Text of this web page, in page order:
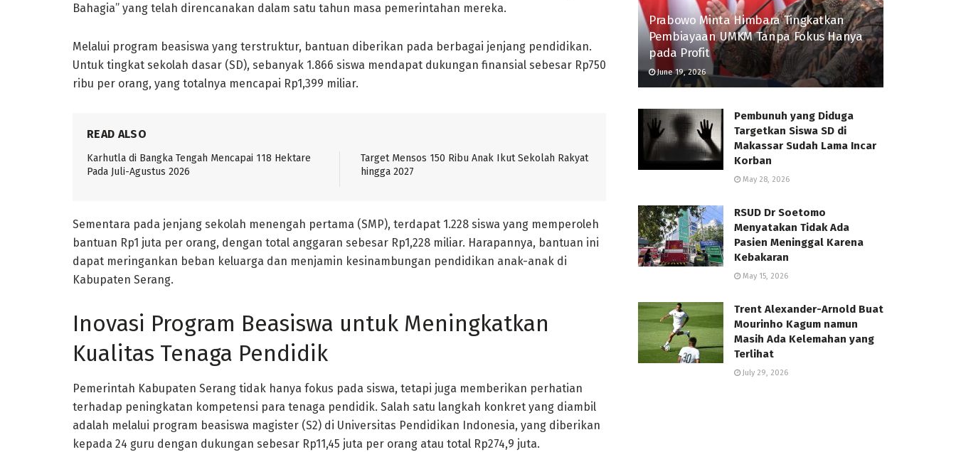
Bahagia” yang telah direncanakan dalam satu tahun masa pemerintahan mereka.
Melalui program beasiswa yang terstruktur, bantuan diberikan pada berbagai jenjang pendidikan.
Untuk tingkat sekolah dasar (SD), sebanyak 1.866 siswa mendapat dukungan finansial sebesar Rp750
ribu per orang, yang totalnya mencapai Rp1,399 miliar.
READ ALSO
Karhutla di Bangka Tengah Mencapai 118 Hektare
Pada Juli-Agustus 2026
Target Mensos 150 Ribu Anak Ikut Sekolah Rakyat
hingga 2027
Sementara pada jenjang sekolah menengah pertama (SMP), terdapat 1.228 siswa yang memperoleh
bantuan Rp1 juta per orang, dengan total anggaran sebesar Rp1,228 miliar. Harapannya, bantuan ini
dapat meringankan beban keluarga dan menjamin kesinambungan pendidikan anak-anak di
Kabupaten Serang.
Inovasi Program Beasiswa untuk Meningkatkan
Kualitas Tenaga Pendidik
Pemerintah Kabupaten Serang tidak hanya fokus pada siswa, tetapi juga memberikan perhatian
terhadap peningkatan kompetensi para tenaga pendidik. Salah satu langkah konkret yang diambil
adalah melalui program beasiswa magister (S2) di Universitas Pendidikan Indonesia, yang diberikan
kepada 24 guru dengan dukungan sebesar Rp11,45 juta per orang atau total Rp274,9 juta.
Prabowo Minta Himbara Tingkatkan
Pembiayaan UMKM Tanpa Fokus Hanya
pada Profit
June 19, 2026
Pembunuh yang Diduga
Targetkan Siswa SD di
Makassar Sudah Lama Incar
Korban
May 28, 2026
RSUD Dr Soetomo
Menyatakan Tidak Ada
Pasien Meninggal Karena
Kebakaran
May 15, 2026
Trent Alexander-Arnold Buat
Mourinho Kagum namun
Masih Ada Kelemahan yang
Terlihat
July 29, 2026